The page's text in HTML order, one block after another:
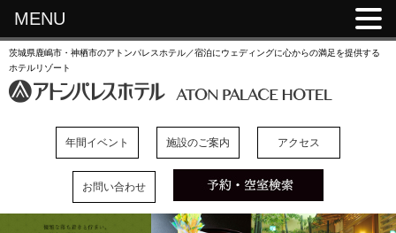
茨城県鹿嶋市・神栖市のアトンパレスホテル／宿泊にウェディングに心からの満足を提供する
ホテルリゾート
年間イベント 施設のご案内 アクセス
お問い合わせ
MENU